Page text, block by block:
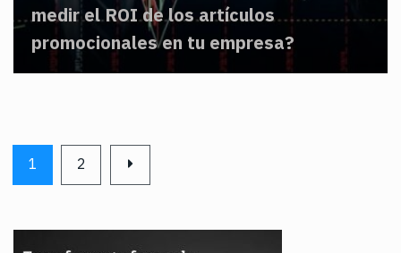
medir el ROI de los artículos
promocionales en tu empresa?
1 2